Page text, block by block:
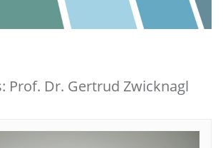
Prof. Dr. Gertrud Zwicknagl